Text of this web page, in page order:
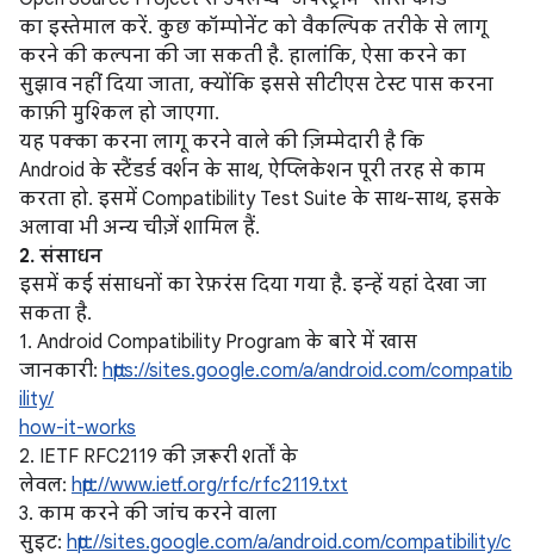
का इस्तेमाल करें. कुछ कॉम्पोनेंट को वैकल्पिक तरीके से लागू
करने की कल्पना की जा सकती है. हालांकि, ऐसा करने का
सुझाव नहीं दिया जाता, क्योंकि इससे सीटीएस टेस्ट पास करना
काफ़ी मुश्किल हो जाएगा.
यह पक्का करना लागू करने वाले की ज़िम्मेदारी है कि
Android के स्टैंडर्ड वर्शन के साथ, ऐप्लिकेशन पूरी तरह से काम
करता हो. इसमें Compatibility Test Suite के साथ-साथ, इसके
अलावा भी अन्य चीज़ें शामिल हैं.
2. संसाधन
इसमें कई संसाधनों का रेफ़रंस दिया गया है. इन्हें यहां देखा जा
सकता है.
1. Android Compatibility Program के बारे में खास
जानकारी: https://sites.google.com/a/android.com/compatib
ility/
how-it-works
2. IETF RFC2119 की ज़रूरी शर्तों के
लेवल: http://www.ietf.org/rfc/rfc2119.txt
3. काम करने की जांच करने वाला
सुइट: http://sites.google.com/a/android.com/compatibility/c